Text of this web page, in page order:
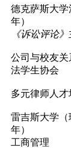
德克萨斯大
年）
《诉讼评论》
公司与校友
法学生协会
多元律师人
雷吉斯大学
年）
工商管理